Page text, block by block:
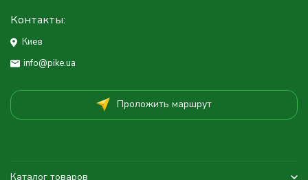
Контакты:
Киев
info@pike.ua
Проложить маршрут
Каталог товаров